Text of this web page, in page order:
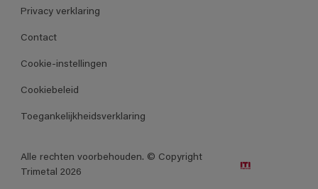
Privacy verklaring
Contact
Cookie-instellingen
Cookiebeleid
Toegankelijkheidsverklaring
Alle rechten voorbehouden. © Copyright
Trimetal 2026